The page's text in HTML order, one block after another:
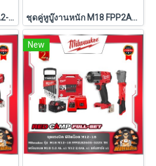
ชุดคู่หูบู๊ทุกงาน M12 FPP2A2-402P Milwaukee (Q3) ชุดคู่หูบู๊งานหนัก M18 FPP2A3-502P Milwaukee (Q3)
New